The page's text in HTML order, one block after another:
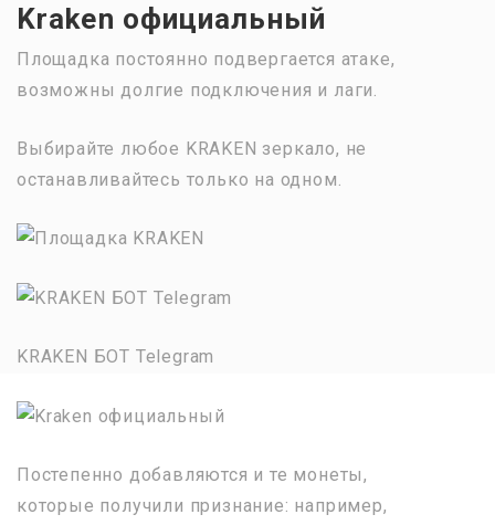
Kraken официальный
Площадка постоянно подвергается атаке,
возможны долгие подключения и лаги.
Выбирайте любое KRAKEN зеркало, не
останавливайтесь только на одном.
KRAKEN БОТ Telegram
Постепенно добавляются и те монеты,
которые получили признание: например,